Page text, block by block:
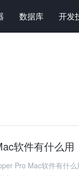
数据库 开发
软件有什么用
Pro Mac软件有什